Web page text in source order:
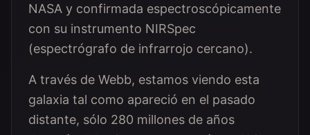
NASA y confirmada espectroscópicamente
con su instrumento NIRSpec
(espectrógrafo de infrarrojo cercano).
A través de Webb, estamos viendo esta
galaxia tal como apareció en el pasado
distante, sólo 280 millones de años